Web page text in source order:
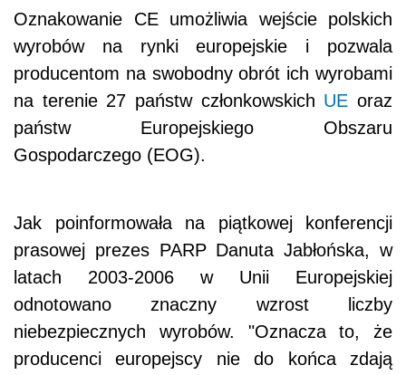
Oznakowanie CE umożliwia wejście polskich
wyrobów na rynki europejskie i pozwala
producentom na swobodny obrót ich wyrobami
na terenie 27 państw członkowskich UE oraz
państw Europejskiego Obszaru
Gospodarczego (EOG).
Jak poinformowała na piątkowej konferencji
prasowej prezes PARP Danuta Jabłońska, w
latach 2003-2006 w Unii Europejskiej
odnotowano znaczny wzrost liczby
niebezpiecznych wyrobów. "Oznacza to, że
producenci europejscy nie do końca zdają